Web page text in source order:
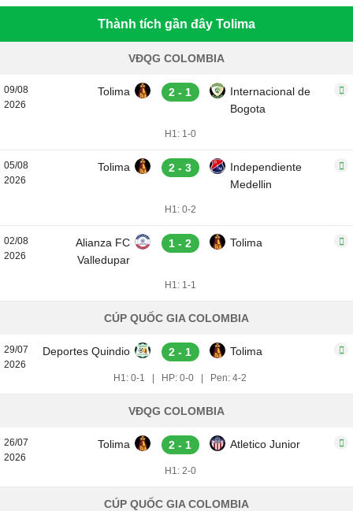
Thành tích gần đây Tolima
VĐQG COLOMBIA
09/08
2026
Tolima 2 - 1
Internacional de
Bogota
H1: 1-0
05/08
2026
Tolima 2 - 3
Independiente
Medellin
H1: 0-2
02/08
2026
Alianza FC
Valledupar
1 - 2 Tolima
H1: 1-1
CÚP QUỐC GIA COLOMBIA
29/07
2026
Deportes Quindio 2 - 1 Tolima
H1: 0-1 HP: 0-0 Pen: 4-2
VĐQG COLOMBIA
26/07
2026
Tolima 2 - 1 Atletico Junior
H1: 2-0
CÚP QUỐC GIA COLOMBIA